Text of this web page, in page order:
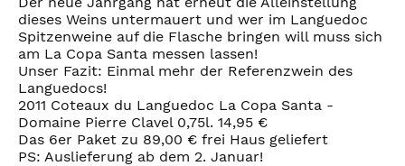
dieses Weins untermauert und wer im Languedoc
Spitzenweine auf die Flasche bringen will muss sich
am La Copa Santa messen lassen!
Unser Fazit: Einmal mehr der Referenzwein des
Languedocs!
2011 Coteaux du Languedoc La Copa Santa -
Domaine Pierre Clavel 0,75l. 14,95 €
Das 6er Paket zu 89,00 € frei Haus geliefert
PS: Auslieferung ab dem 2. Januar!